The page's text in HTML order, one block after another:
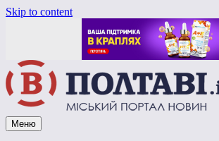
Skip to content
Vpoltave.info
Полтавський портал новин
Меню